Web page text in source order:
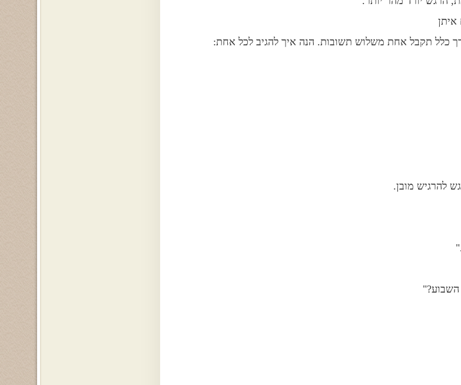
איתן
תקבל אחת משלוש תשובות. הנה איך להגיב לכל אחת:
להרגיש מובן.